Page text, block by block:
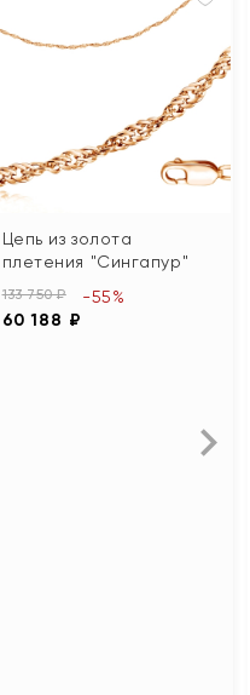
Цепь из золота
плетения "Сингапур"
133 750 ₽
60 188 ₽
-55%